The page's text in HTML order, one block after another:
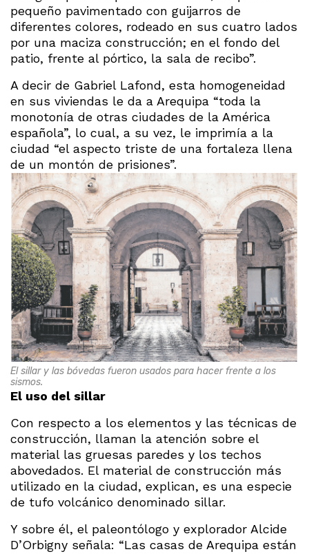
pequeño pavimentado con guijarros de
diferentes colores, rodeado en sus cuatro lados
por una maciza construcción; en el fondo del
patio, frente al pórtico, la sala de recibo”.
A decir de Gabriel Lafond, esta homogeneidad
en sus viviendas le da a Arequipa “toda la
monotonía de otras ciudades de la América
española”, lo cual, a su vez, le imprimía a la
ciudad “el aspecto triste de una fortaleza llena
de un montón de prisiones”.
El sillar y las bóvedas fueron usados para hacer frente a los
sismos.
El uso del sillar
Con respecto a los elementos y las técnicas de
construcción, llaman la atención sobre el
material las gruesas paredes y los techos
abovedados. El material de construcción más
utilizado en la ciudad, explican, es una especie
de tufo volcánico denominado sillar.
Y sobre él, el paleontólogo y explorador Alcide
D’Orbigny señala: “Las casas de Arequipa están